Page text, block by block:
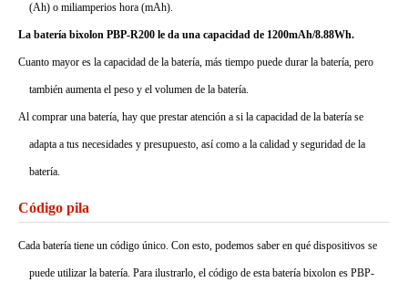
(Ah) o miliamperios hora (mAh).
La batería bixolon PBP-R200 le da una capacidad de 1200mAh/8.88Wh.
Cuanto mayor es la capacidad de la batería, más tiempo puede durar la batería, pero
también aumenta el peso y el volumen de la batería.
Al comprar una batería, hay que prestar atención a si la capacidad de la batería se
adapta a tus necesidades y presupuesto, así como a la calidad y seguridad de la
batería.
Código pila
Cada batería tiene un código único. Con esto, podemos saber en qué dispositivos se
puede utilizar la batería. Para ilustrarlo, el código de esta batería bixolon es PBP-